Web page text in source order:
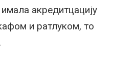
имала акредитцацију
и ратлуком, то